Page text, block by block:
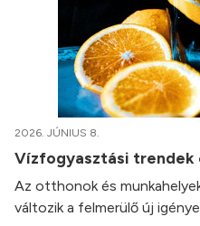
2026. JÚNIUS 8.
Vízfogyasztási trendek
Az otthonok és
változik a felmerülő új